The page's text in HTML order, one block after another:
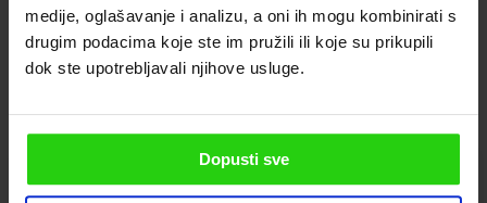
medije, oglašavanje i analizu, a oni ih mogu kombinirati s
drugim podacima koje ste im pružili ili koje su prikupili
dok ste upotrebljavali njihove usluge.
Dopusti sve
Verfügbarkeit
August 2026